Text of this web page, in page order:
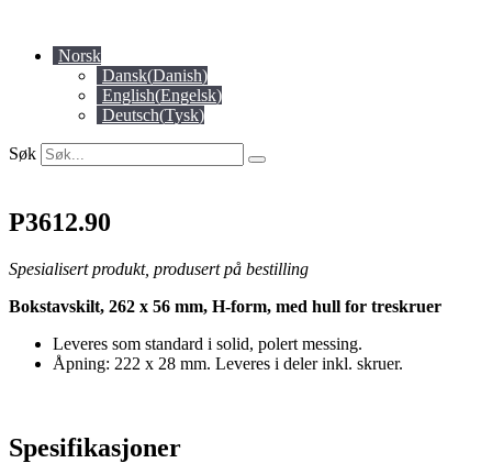
content Norsk
Dansk(Danish)
English(Engelsk)
Deutsch(Tysk)
Søk
P3612.90
Spesialisert produkt, produsert på bestilling
Bokstavskilt, 262 x 56 mm, H-form, med hull for treskruer
Leveres som standard i solid, polert messing.
Åpning: 222 x 28 mm. Leveres i deler inkl. skruer.
Spesifikasjoner